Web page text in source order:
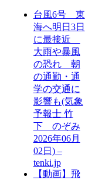
台風6号 東
海へ明日3日
に最接近
大雨や暴風
の恐れ 朝
の通勤・通
学の交通に
影響も(気象
予報士 竹
下 のぞみ
2026年06月
02日) –
tenki.jp
【動画】飛